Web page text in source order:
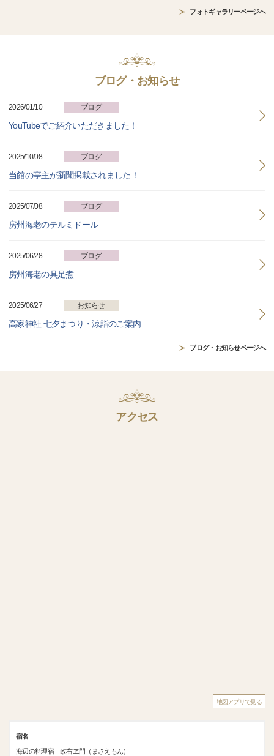
フォトギャラリーページへ
ブログ・お知らせ
2026/01/10 ブログ
YouTubeでご紹介いただきました！
2025/10/08 ブログ
当館の亭主が新聞掲載されました！
2025/07/08 ブログ
房州海老のテルミドール
2025/06/28 ブログ
房州海老の具足煮
2025/06/27 お知らせ
高家神社 七夕まつり・涼詣のご案内
ブログ・お知らせページへ
アクセス
地図アプリで見る
宿名
海辺の料理宿 政右ヱ門（まさえもん）